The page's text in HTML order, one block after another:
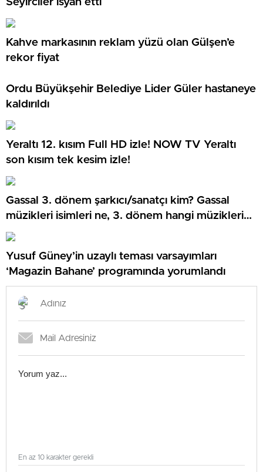
Kahve markasının reklam yüzü olan Gülşen’e
rekor fiyat
Ordu Büyükşehir Belediye Lider Güler hastaneye
kaldırıldı
Yeraltı 12. kısım Full HD izle! NOW TV Yeraltı
son kısım tek kesim izle!
Gassal 3. dönem şarkıcı/sanatçı kim? Gassal
müzikleri isimleri ne, 3. dönem hangi müzikleri
söyledi?
Yusuf Güney’in uzaylı teması varsayımları
‘Magazin Bahane’ programında yorumlandı
En az 10 karakter gerekli